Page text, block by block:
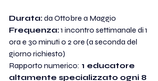
Durata: da Ottobre a Maggio
Frequenza: 1 incontro settimanale di 1
ora e 30 minuti o 2 ore (a seconda del
giorno richiesto)
Rapporto numerico: 1 educatore
altamente specializzato ogni 8